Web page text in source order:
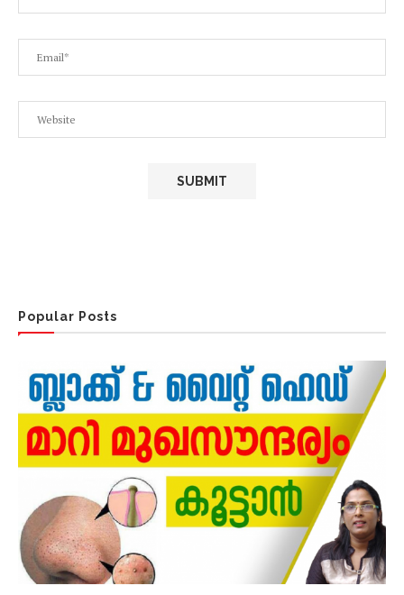
Popular Posts